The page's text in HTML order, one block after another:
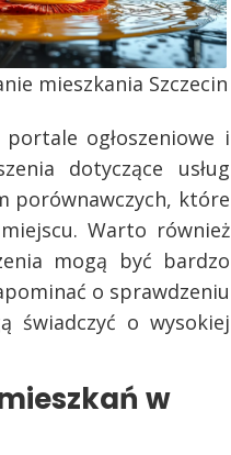
mieszkania Szczecin
ogłoszeniowe i
dotyczące usług
porównawczych, które
Warto również
mogą być bardzo
o sprawdzeniu
świadczyć o wysokiej
w